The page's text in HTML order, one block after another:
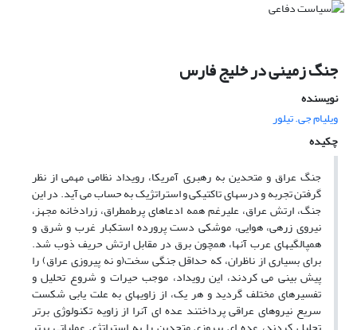
جنگ زمینی در خلیج فارس
نویسنده
ویلیام جی. تیلور
چکیده
جنگ عراق و متحدین به رهبری آمریکا، رویداد نظامی مهمی از نظر
گرفتن تجربه و درسهای تاکتیکی و استراتژیک به حساب می آید. در این
جنگ، ارتش عراق، علیرغم همه ادعاهای پرطمطراق، زرادخانه مجهز،
نیروی زرهی، هوایی، موشکی دست پرورده استکبار غرب و شرق و
همپالگیهای عرب آنها، همچون برق در مقابل ارتش حریف ذوب شد.
برای بسیاری از ناظران، که حداقل جنگی سخت(و نه پیروزی عراق) را
پیش بینی می کردند، این رویداد، موجب حیرات و شروع تحلیل و
تفسیرهای مختلف گردید و هر یک، از زاویهای به علت یابی شکست
سریع نیروهای عراقی پرداختند عده ای آنرا از زاویه تکنولوژی برتر